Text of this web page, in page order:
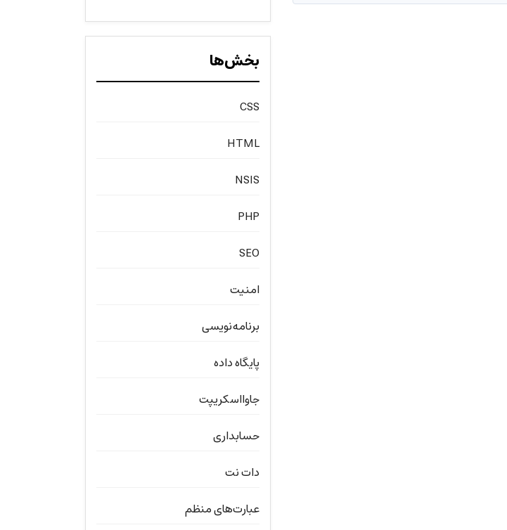
بخش‌ها
CSS
HTML
NSIS
PHP
SEO
امنیت
برنامه‌نویسی
پایگاه داده
جاوااسکریپت
حسابداری
دات نت
عبارت‌های منظم